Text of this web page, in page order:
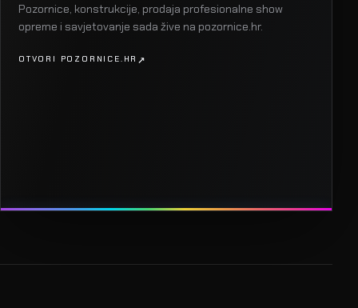
Pozornice, konstrukcije, prodaja profesionalne show
opreme i savjetovanje sada žive na pozornice.hr.
OTVORI POZORNICE.HR